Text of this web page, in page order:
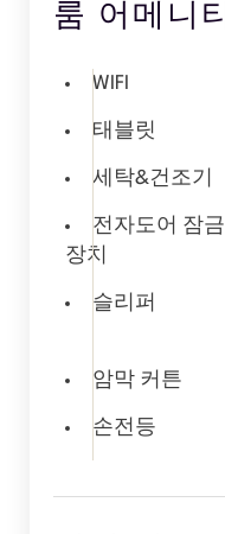
룸 어메니티
WIFI
태블릿
세탁&건조기
전자도어 잠금
장치
슬리퍼
암막 커튼
손전등